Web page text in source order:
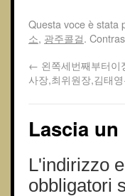
Questa voce è stata
소, 광주콜걸.
← 왼쪽세번째부터이
사장,최위원장,김태
Lascia
L'indirizzo
obbligatori